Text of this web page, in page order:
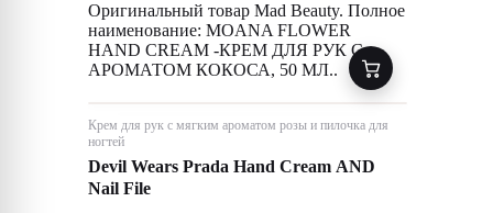
Оригинальный товар Mad Beauty. Полное
наименование: MOANA FLOWER
HAND CREAM -КРЕМ ДЛЯ РУК С
АРОМАТОМ КОКОСА, 50 МЛ..
Крем для рук с мягким ароматом розы и пилочка для
ногтей
Devil Wears Prada Hand Cream AND
Nail File